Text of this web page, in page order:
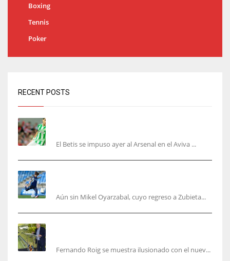
Boxing
Tennis
Poker
RECENT POSTS
El Betis se impuso ayer al Arsenal en el Aviva ...
Aún sin Mikel Oyarzabal, cuyo regreso a Zubieta...
Fernando Roig se muestra ilusionado con el nuev...